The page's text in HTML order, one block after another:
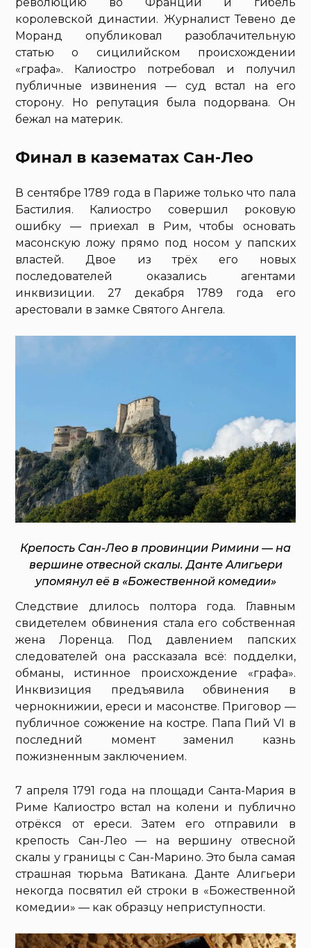
королевской династии. Журналист Тевено де
Моранд опубликовал разоблачительную
статью о сицилийском происхождении
«графа». Калиостро потребовал и получил
публичные извинения — суд встал на его
сторону. Но репутация была подорвана. Он
бежал на материк.
Финал в казематах Сан-Лео
В сентябре 1789 года в Париже только что пала
Бастилия. Калиостро совершил роковую
ошибку — приехал в Рим, чтобы основать
масонскую ложу прямо под носом у папских
властей. Двое из трёх его новых
последователей оказались агентами
инквизиции. 27 декабря 1789 года его
арестовали в замке Святого Ангела.
Крепость Сан-Лео в провинции Римини — на
вершине отвесной скалы. Данте Алигьери
упомянул её в «Божественной комедии»
Следствие длилось полтора года. Главным
свидетелем обвинения стала его собственная
жена Лоренца. Под давлением папских
следователей она рассказала всё: подделки,
обманы, истинное происхождение «графа».
Инквизиция предъявила обвинения в
чернокнижии, ереси и масонстве. Приговор —
публичное сожжение на костре. Папа Пий VI в
последний момент заменил казнь
пожизненным заключением.
7 апреля 1791 года на площади Санта-Мария в
Риме Калиостро встал на колени и публично
отрёкся от ереси. Затем его отправили в
крепость Сан-Лео — на вершину отвесной
скалы у границы с Сан-Марино. Это была самая
страшная тюрьма Ватикана. Данте Алигьери
некогда посвятил ей строки в «Божественной
комедии» — как образцу неприступности.